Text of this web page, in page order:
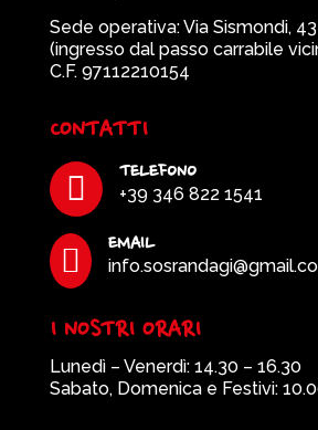
Sede operativa: Via Sismondi,
(ingresso dal passo carrabile
C.F. 97112210154
CONTATTI
 TELEFONO
+39 346 822 1541
 EMAIL
I NOSTRI ORARI
Lunedì – Venerdì: 14.30 – 16.30
Sabato, Domenica e Festivi: